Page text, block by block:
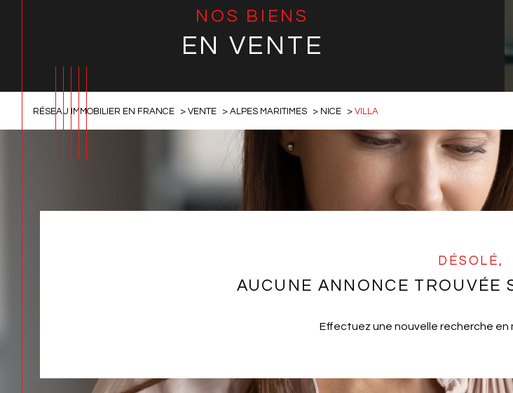
NOS BIENS
EN VENTE
RÉSEAU IMMOBILIER EN FRANCE VENTE ALPES MARITIMES NICE VILLA
DÉSOLÉ,
AUCUNE ANNONCE TROUVÉE
Effectuez une nouvelle recherche en